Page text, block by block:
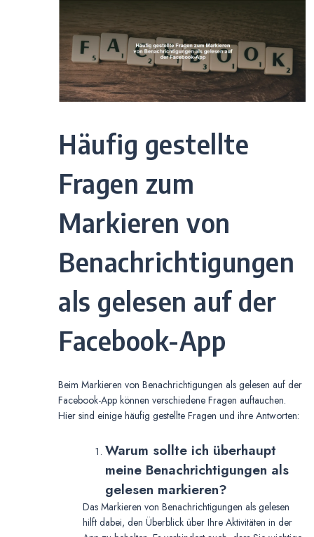
Häufig gestellte
Fragen zum
Markieren von
Benachrichtigungen
als gelesen auf der
Facebook-App
Beim Markieren von Benachrichtigungen als gelesen auf der
Facebook-App können verschiedene Fragen auftauchen.
Hier sind einige häufig gestellte Fragen und ihre Antworten:
Warum sollte ich überhaupt
meine Benachrichtigungen als
gelesen markieren?
Das Markieren von Benachrichtigungen als gelesen
hilft dabei, den Überblick über Ihre Aktivitäten in der